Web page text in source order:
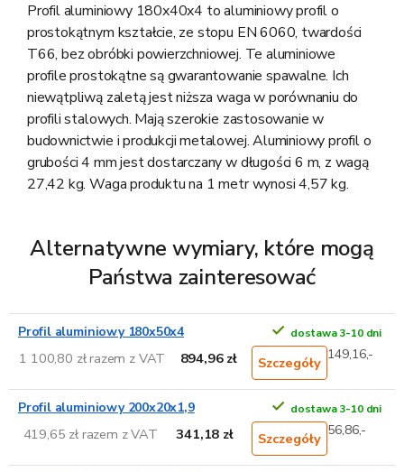
Profil aluminiowy 180x40x4 to aluminiowy profil o
prostokątnym kształcie, ze stopu EN 6060, twardości
T66, bez obróbki powierzchniowej. Te aluminiowe
profile prostokątne są gwarantowanie spawalne. Ich
niewątpliwą zaletą jest niższa waga w porównaniu do
profili stalowych. Mają szerokie zastosowanie w
budownictwie i produkcji metalowej. Aluminiowy profil o
grubości 4 mm jest dostarczany w długości 6 m, z wagą
27,42 kg. Waga produktu na 1 metr wynosi 4,57 kg.
Alternatywne wymiary, które mogą
Państwa zainteresować
Profil aluminiowy 180x50x4 dostawa 3-10 dni
1 100,80 zł razem z VAT 894,96 zł Szczegóły 149,16,-
Profil aluminiowy 200x20x1,9 dostawa 3-10 dni
419,65 zł razem z VAT 341,18 zł Szczegóły 56,86,-